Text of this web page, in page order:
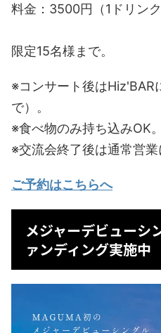
料金：3500円（1ドリン
限定15名様まで。
※コンサート後はHiz'BAR
で）。
※食べ物のみ持ち込みOK。
※交流会終了後は通常営業
ご予約はこちらへ
メジャーデビューシ
ァンディング実施中